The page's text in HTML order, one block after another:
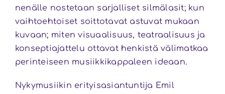
nenälle nostetaan sarjalliset silmälasit; kun
vaihtoehtoiset soittotavat astuvat mukaan
kuvaan; miten visuaalisuus, teatraalisuus ja
konseptiajattelu ottavat henkistä välimatkaa
perinteiseen musiikkikappaleen ideaan.
Nykymusiikin erityisasiantuntija Emil